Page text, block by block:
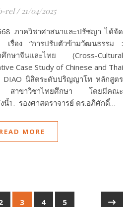
rel / 21/04/2025
เรื่อง “การปรับตัวข้ามวัฒนธรรม :
ศึกษาจีนเเละไทย (Cross-Cultural
Case Study of Chinese and Thai
DIAO นิสิตระดับปริญญาโท หลักสูตร
สาขาวิชาไทยศึกษา โดยมีคณะ
นี้1. รองศาสตราจารย์ ดร.อภิศักดิ์…
READ MORE
3 4 5